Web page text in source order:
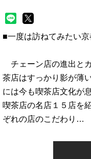
■一度は訪ねてみたい
チェーン店の進出と
茶店はすっかり影が薄
には今も喫茶店文化が
喫茶店の名店１５店を
ぞれの店のこだわり…